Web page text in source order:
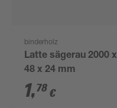
binderholz
Latte sägerau 2000 x
48 x 24 mm
1,78 €